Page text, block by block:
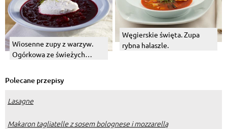
Wiosenne zupy z warzyw.
Ogórkowa ze świeżych
Węgierskie święta. Zupa
rybna halaszle.
Polecane przepisy
Lasagne
Makaron tagliatelle z sosem bolognese i mozzarellą